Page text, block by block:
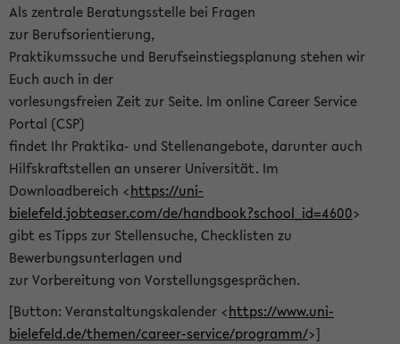
Als zentrale Beratungsstelle bei Fragen
zur Berufsorientierung,
Praktikumssuche und Berufseinstiegsplanung stehen wir
Euch auch in der
vorlesungsfreien Zeit zur Seite. Im online Career Service
Portal (CSP)
findet Ihr Praktika- und Stellenangebote, darunter auch
Hilfskraftstellen an unserer Universität. Im
Downloadbereich <https://uni-
bielefeld.jobteaser.com/de/handbook?school_id=4600>
gibt es Tipps zur Stellensuche, Checklisten zu
Bewerbungsunterlagen und
zur Vorbereitung von Vorstellungsgesprächen.
[Button: Veranstaltungskalender <https://www.uni-
bielefeld.de/themen/career-service/programm/>]